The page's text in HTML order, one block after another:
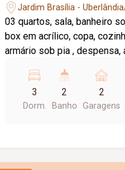
Jardim Brasília -
03 quartos, sala, banheiro
box em acrílico, copa,
armário sob pia , despensa,
vagas de garagem.
3
Dorm.
2
Banho
2
Garagens